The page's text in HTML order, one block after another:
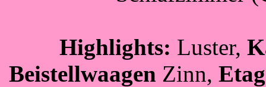
Highlights: Luster,
Beistellwaagen Zinn,